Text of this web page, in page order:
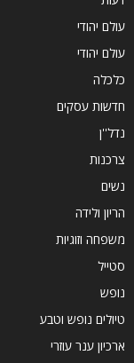
עולם יהודי
עולם יהודי
כלכלה
חדשות עסקים
נדל''ן
צרכנות
נשים
הריון ולידה
משפחה וזוגיות
סטייל
נופש
טיולים נופש וטבע
ארכיון ענר עוזרי